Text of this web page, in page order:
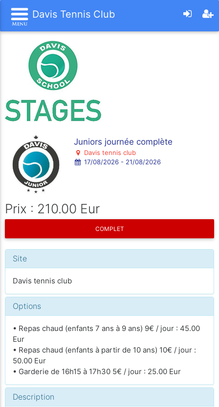
Davis Tennis Club
Juniors journée complète
Davis tennis club
17/08/2026 - 21/08/2026
Prix : 210.00 Eur
COMPLET
Site
Davis tennis club
Options
• Repas chaud (enfants 7 ans à 9 ans) 9€ / jour : 45.00
Eur
• Repas chaud (enfants à partir de 10 ans) 10€ / jour :
50.00 Eur
• Garderie de 16h15 à 17h30 5€ / jour : 25.00 Eur
Description